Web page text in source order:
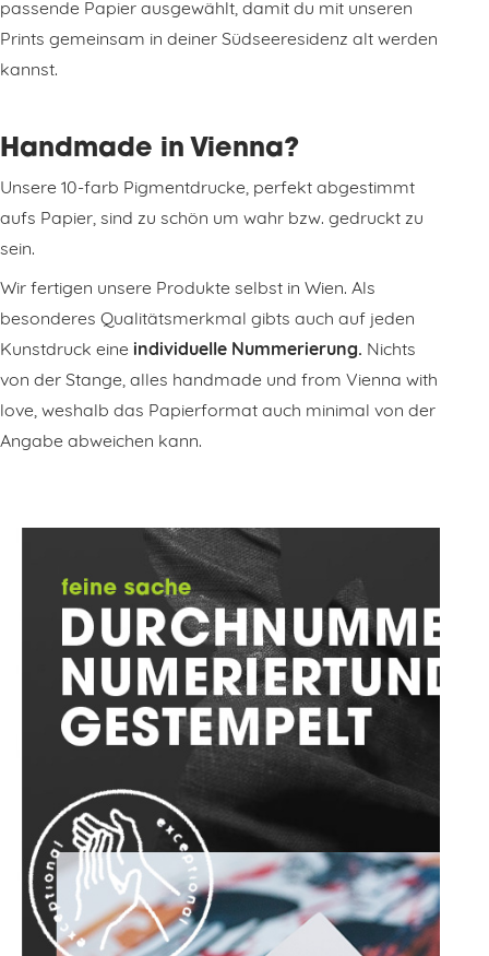
passende Papier ausgewählt, damit du mit unseren
Prints gemeinsam in deiner Südseeresidenz alt werden
kannst.
Handmade in Vienna?
Unsere 10-farb Pigmentdrucke, perfekt abgestimmt
aufs Papier, sind zu schön um wahr bzw. gedruckt zu
sein.
Wir fertigen unsere Produkte selbst in Wien. Als
besonderes Qualitätsmerkmal gibts auch auf jeden
Kunstdruck eine individuelle Nummerierung. Nichts
von der Stange, alles handmade und from Vienna with
love, weshalb das Papierformat auch minimal von der
Angabe abweichen kann.